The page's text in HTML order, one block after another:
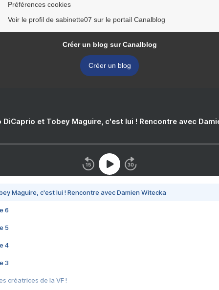
Préférences cookies
Voir le profil de sabinette07 sur le portail Canalblog
Créer un blog sur Canalblog
Créer un blog
DiCaprio et Tobey Maguire, c'est lui ! Rencontre avec
Maguire, c'est lui ! Rencontre avec Damien Witecka
6
5
4
3
créatrices de la VF !